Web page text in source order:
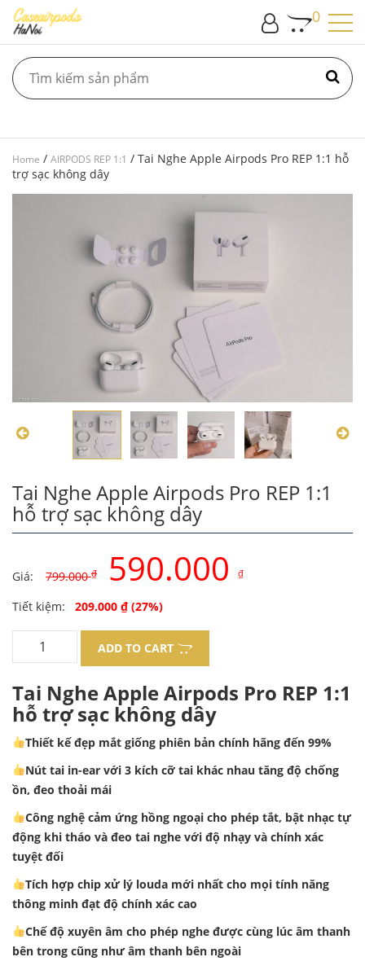
0
Home / AIRPODS REP 1:1 / Tai Nghe Apple Airpods Pro REP 1:1 hỗ
trợ sạc không dây
Tai Nghe Apple Airpods Pro REP 1:1
hỗ trợ sạc không dây
Giá: 799.000₫
Original
price
was:
799.000 ₫.
590.000 ₫
Current
price
is:
590.000 ₫.
Tiết kiệm: 209.000 ₫ (27%)
ADD TO CART
Tai Nghe Apple Airpods Pro REP 1:1
hỗ trợ sạc không dây
Thiết kế đẹp mắt giống phiên bản chính hãng đến 99%
Nút tai in-ear với 3 kích cỡ tai khác nhau tăng độ chống
ồn, đeo thoải mái
Công nghệ cảm ứng hồng ngoại cho phép tắt, bật nhạc tự
động khi tháo và đeo tai nghe với độ nhạy và chính xác
tuyệt đối
Tích hợp chip xử lý louda mới nhất cho mọi tính năng
thông minh đạt độ chính xác cao
Chế độ xuyên âm cho phép nghe được cùng lúc âm thanh
bên trong cũng như âm thanh bên ngoài